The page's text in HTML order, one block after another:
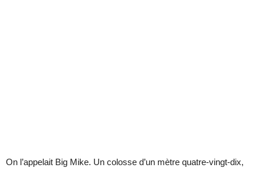
On l’appelait Big Mike. Un colosse d’un mètre quatre-vingt-dix,